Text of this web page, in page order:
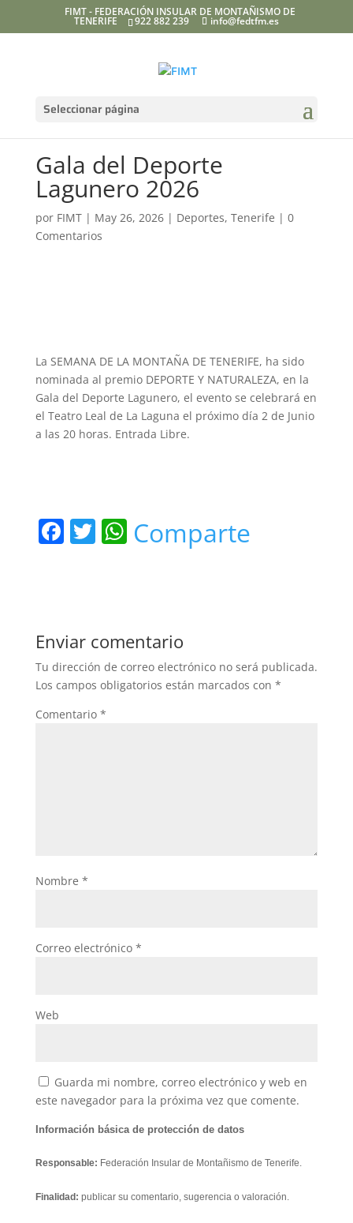
FIMT - FEDERACIÓN INSULAR DE MONTAÑISMO DE
TENERIFE 922 882 239 info@fedtfm.es
Seleccionar página
Gala del Deporte
Lagunero 2026
por FIMT| May 26, 2026| Deportes, Tenerife | 0
Comentarios
La SEMANA DE LA MONTAÑA DE TENERIFE, ha sido
nominada al premio DEPORTE Y NATURALEZA, en la
Gala del Deporte Lagunero, el evento se celebrará en
el Teatro Leal de La Laguna el próximo día 2 de Junio
a las 20 horas. Entrada Libre.
F
b
o
o
k
T W
A
p
p
Comparte
Enviar comentario
Tu dirección de correo electrónico no será publicada.
Los campos obligatorios están marcados con *
Comentario *
Nombre *
Correo electrónico *
Web
Guarda mi nombre, correo electrónico y web en
este navegador para la próxima vez que comente.
Información básica de protección de datos
Responsable: Federación Insular de Montañismo de Tenerife.
Finalidad: publicar su comentario, sugerencia o valoración.